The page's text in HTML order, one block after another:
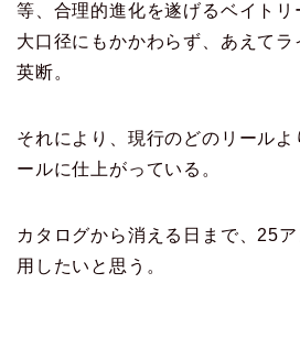
等、合理的進化を遂げるベイト
大口径にもかかわらず、あえてラ
英断。
それにより、現行のどのリールよ
ールに仕上がっている。
カタログから消える日まで、25
用したいと思う。